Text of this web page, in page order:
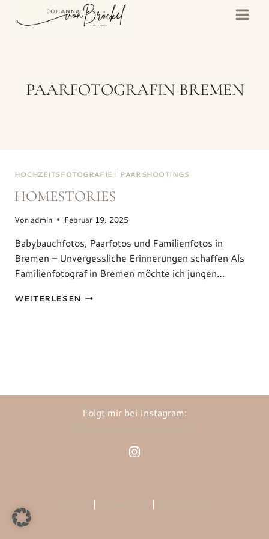
Inhalt
PAARFOTOGRAFIN BREMEN
HOCHZEITSFOTOGRAFIE | PAARSHOOTINGS
HOMESTORIES
Vonadmin Februar 19, 2025
Babybauchfotos, Paarfotos und Familienfotos in
Bremen – Unvergessliche Erinnerungen schaffen Als
Familienfotograf in Bremen möchte ich jungen…
WEITERLESEN HOMESTORIES
Folgt mir bei Instagram:
Instagram
| |